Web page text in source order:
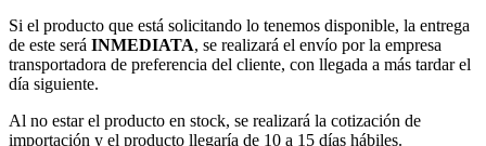
Si el producto que está solicitando lo tenemos disponible, la entrega
de este será INMEDIATA, se realizará el envío por la empresa
transportadora de preferencia del cliente, con llegada a más tardar el
día siguiente.
Al no estar el producto en stock, se realizará la cotización de
importación y el producto llegaría de 10 a 15 días hábiles.